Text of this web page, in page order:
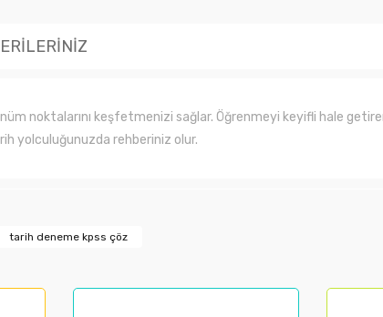
noktalarını keşfetmenizi sağlar. Öğrenmeyi keyifli hale
yolculuğunuzda rehberiniz olur.
tarih deneme kpss çöz